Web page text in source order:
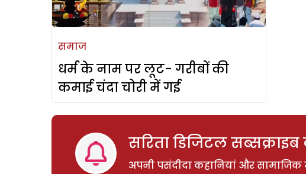
समाज
धर्म के नाम पर लूट- गरीबों की
कमाई चंदा चोरी में गई
सरिता डिजिटल
अपनी पसंदीदा कहानियां और सामाजिक